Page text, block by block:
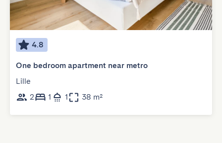
4.8
One bedroom apartment near metro
Lille
2
1 1 38 m²